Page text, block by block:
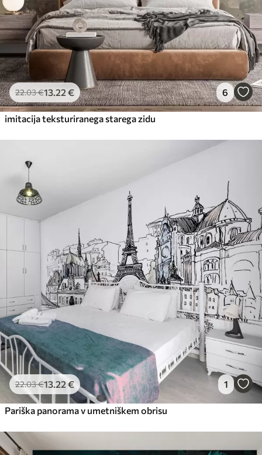
22.03€13 .22 € 6
imitacija teksturiranega starega zidu
22.03€13 .22 € 1
Pariška panorama v umetniškem obrisu